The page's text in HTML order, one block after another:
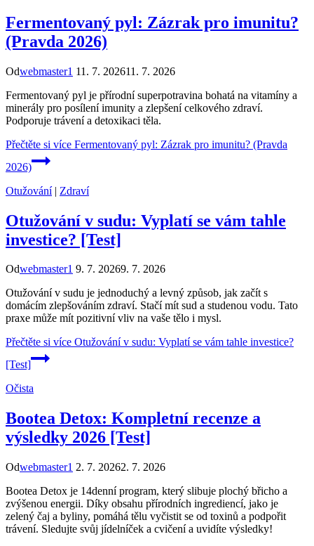
Fermentovaný pyl: Zázrak pro imunitu?
(Pravda 2026)
Odwebmaster1 11. 7. 202611. 7. 2026
Fermentovaný pyl je přírodní superpotravina bohatá na vitamíny a
minerály pro posílení imunity a zlepšení celkového zdraví.
Podporuje trávení a detoxikaci těla.
Přečtěte si více Fermentovaný pyl: Zázrak pro imunitu? (Pravda
2026)
Otužování| Zdraví
Otužování v sudu: Vyplatí se vám tahle
investice? [Test]
Odwebmaster1 9. 7. 20269. 7. 2026
Otužování v sudu je jednoduchý a levný způsob, jak začít s
domácím zlepšováním zdraví. Stačí mít sud a studenou vodu. Tato
praxe může mít pozitivní vliv na vaše tělo i mysl.
Přečtěte si více Otužování v sudu: Vyplatí se vám tahle investice?
[Test]
Očista
Bootea Detox: Kompletní recenze a
výsledky 2026 [Test]
Odwebmaster1 2. 7. 20262. 7. 2026
Bootea Detox je 14denní program, který slibuje plochý břicho a
zvýšenou energii. Díky obsahu přírodních ingrediencí, jako je
zelený čaj a byliny, pomáhá tělu vyčistit se od toxinů a podpořit
trávení. Sledujte svůj jídelníček a cvičení a uvidíte výsledky!